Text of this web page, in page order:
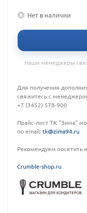
Нет в наличии
Наши менеджеры
Для получения
свяжитесь с
+7 (3452) 578-900
Прайс-лист ТК "Зима"
по email: tk@zima94.ru
Рекомендуем посетить
Crumble-shop.ru